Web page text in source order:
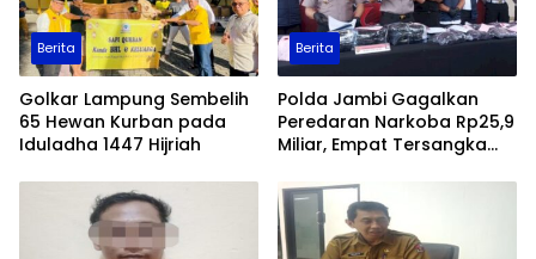
Berita
Golkar Lampung Sembelih
65 Hewan Kurban pada
Iduladha 1447 Hijriah
Berita
Polda Jambi Gagalkan
Peredaran Narkoba Rp25,9
Miliar, Empat Tersangka